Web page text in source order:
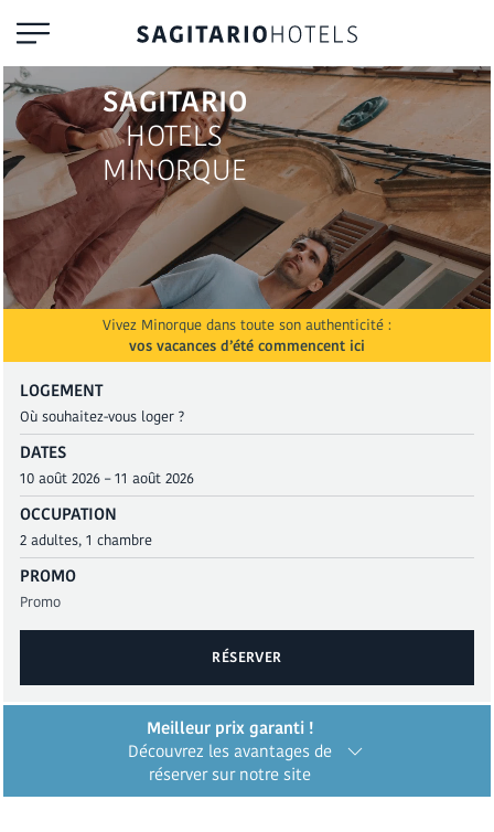
SAGITARIO
HOTELS
MINORQUE
Vivez Minorque dans toute son authenticité :
vos vacances d’été commencent ici
LOGEMENT
DATES
OCCUPATION
PROMO
RÉSERVER
Meilleur prix garanti !
Découvrez les avantages de
réserver sur notre site